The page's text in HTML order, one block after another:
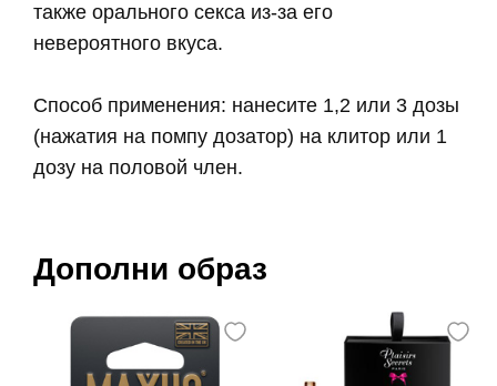
также орального секса из-за его
невероятного вкуса.
Способ применения: нанесите 1,2 или 3 дозы
(нажатия на помпу дозатор) на клитор или 1
дозу на половой член.
Дополни образ